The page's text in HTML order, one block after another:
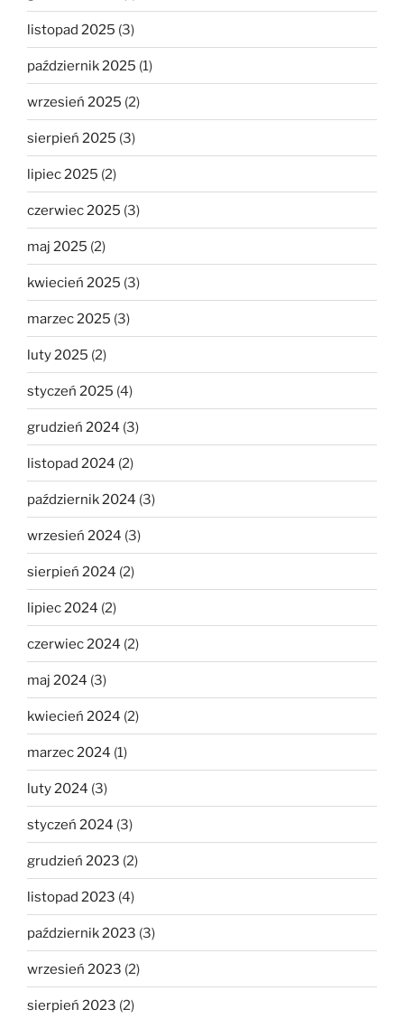
listopad 2025 (3)
październik 2025 (1)
wrzesień 2025 (2)
sierpień 2025 (3)
lipiec 2025 (2)
czerwiec 2025 (3)
maj 2025 (2)
kwiecień 2025 (3)
marzec 2025 (3)
luty 2025 (2)
styczeń 2025 (4)
grudzień 2024 (3)
listopad 2024 (2)
październik 2024 (3)
wrzesień 2024 (3)
sierpień 2024 (2)
lipiec 2024 (2)
czerwiec 2024 (2)
maj 2024 (3)
kwiecień 2024 (2)
marzec 2024 (1)
luty 2024 (3)
styczeń 2024 (3)
grudzień 2023 (2)
listopad 2023 (4)
październik 2023 (3)
wrzesień 2023 (2)
sierpień 2023 (2)